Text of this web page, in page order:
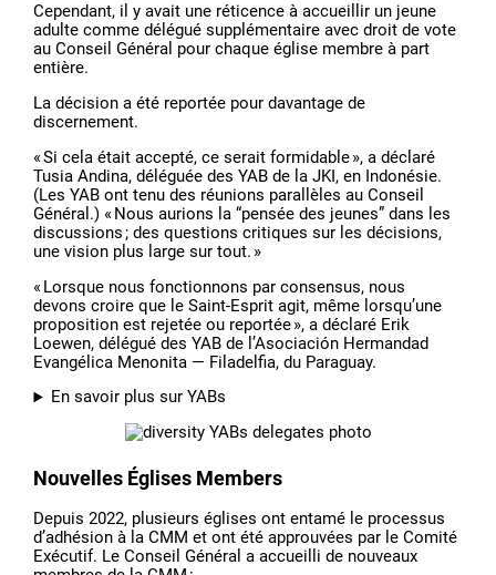
Cependant, il y avait une réticence à accueillir un jeune
adulte comme délégué supplémentaire avec droit de vote
au Conseil Général pour chaque église membre à part
entière.
La décision a été reportée pour davantage de
discernement.
« Si cela était accepté, ce serait formidable », a déclaré
Tusia Andina, déléguée des YAB de la JKI, en Indonésie.
(Les YAB ont tenu des réunions parallèles au Conseil
Général.) « Nous aurions la “pensée des jeunes” dans les
discussions ; des questions critiques sur les décisions,
une vision plus large sur tout. »
« Lorsque nous fonctionnons par consensus, nous
devons croire que le Saint-Esprit agit, même lorsqu’une
proposition est rejetée ou reportée », a déclaré Erik
Loewen, délégué des YAB de l’Asociación Hermandad
Evangélica Menonita — Filadelfia, du Paraguay.
En savoir plus sur YABs
Nouvelles Églises Members
Depuis 2022, plusieurs églises ont entamé le processus
d’adhésion à la CMM et ont été approuvées par le Comité
Exécutif. Le Conseil Général a accueilli de nouveaux